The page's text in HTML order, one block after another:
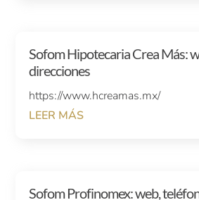
Sofom Hipotecaria Crea Más:
direcciones
https://www.hcreamas.mx/
LEER MÁS
Sofom Profinomex: web,